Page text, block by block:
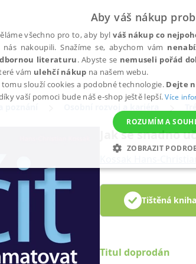
Jak se snadno
Tištěná kniha
Titul doprodán
Aby váš nákup
všechno pro to, aby bylváš nákup co
nás nakoupili. Snažíme se, abychom vám
literaturu. Abyste se nemuseli pořád
vám ulehčí nákup na našem webu.
tomu slouží cookies a podobné technologie. Dejte
vaší pomoci bude náš e-shop ještě lepší.Více
ROZUMÍM A
ZOBRAZIT
ANALYTICKÉ MARKETINGOVÉ
webových stránek, jako je přihlášení uživatele a správa